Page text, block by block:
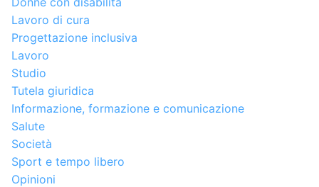
Lavoro di cura
Progettazione inclusiva
Lavoro
Studio
Tutela giuridica
Informazione, formazione e comunicazione
Salute
Società
Sport e tempo libero
Opinioni